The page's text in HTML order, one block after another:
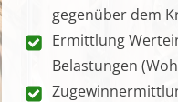
gegenüber dem
Ermittlung
Belastungen